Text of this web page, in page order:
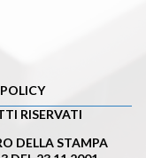
RISERVATI
DELLA STAMPA